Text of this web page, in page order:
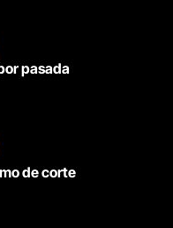
pasada
de corte